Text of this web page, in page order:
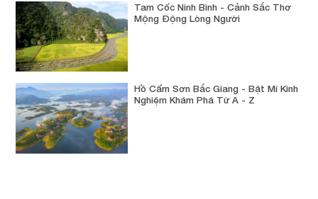
Tam Cốc Ninh Bình - Cảnh Sắc Thơ
Mộng Động Lòng Người
Hồ Cấm Sơn Bắc Giang - Bật Mí Kinh
Nghiệm Khám Phá Từ A - Z